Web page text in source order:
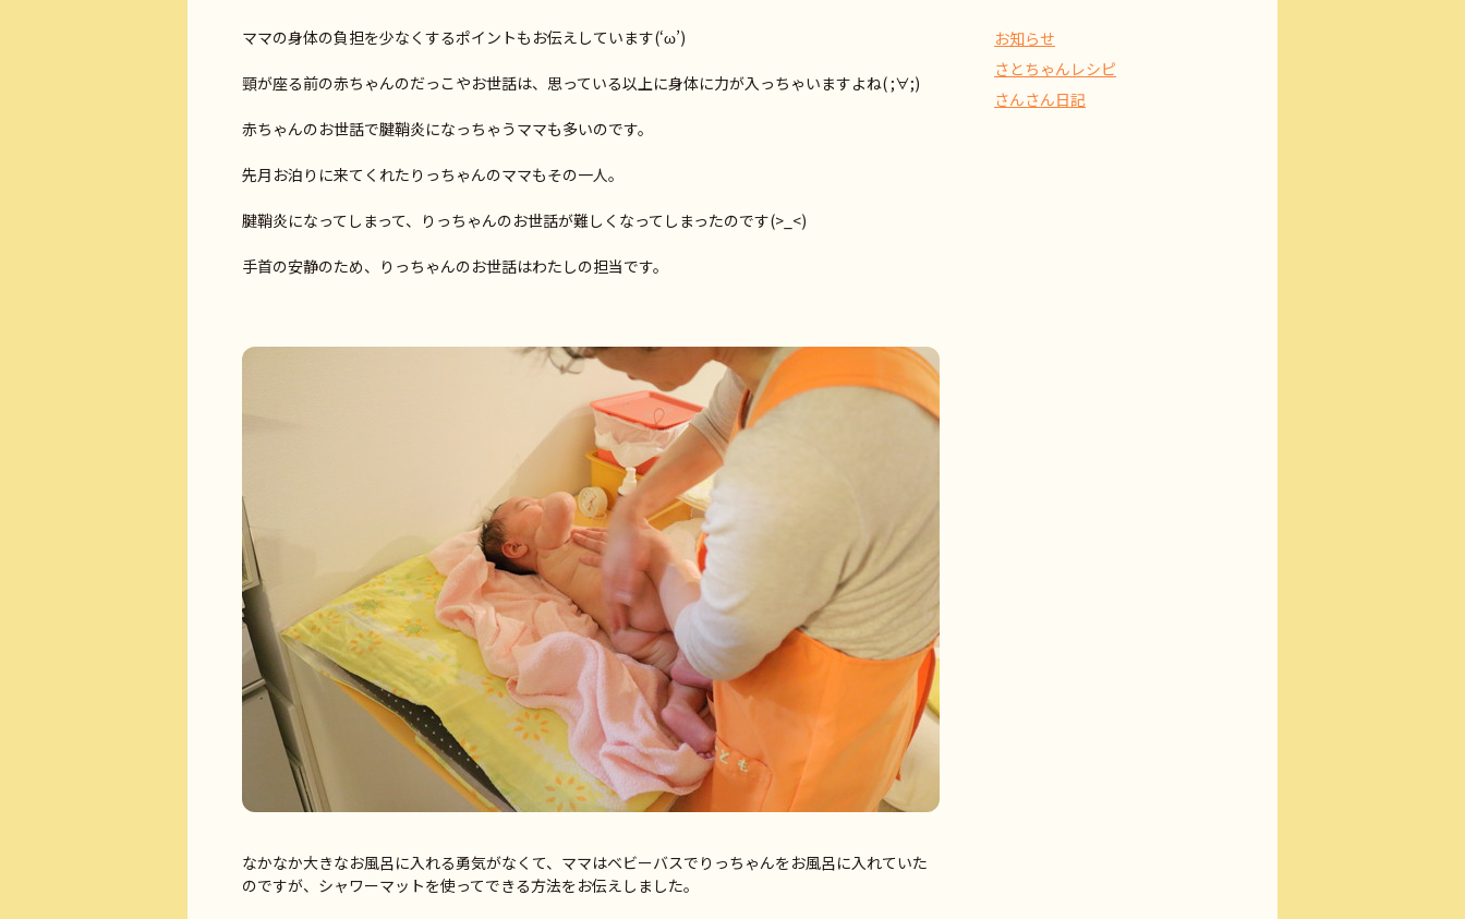
ママの身体の負担を少なくするポイントもお伝えしています(‘ω’)
頸が座る前の赤ちゃんのだっこやお世話は、思っている以上に身体に力が入っちゃいますよね( ;∀;)
赤ちゃんのお世話で腱鞘炎になっちゃうママも多いのです。
先月お泊りに来てくれたりっちゃんのママもその一人。
腱鞘炎になってしまって、りっちゃんのお世話が難しくなってしまったのです(>_<)
手首の安静のため、りっちゃんのお世話はわたしの担当です。
なかなか大きなお風呂に入れる勇気がなくて、ママはベビーバスでりっちゃんをお風呂に入れていた
のですが、シャワーマットを使ってできる方法をお伝えしました。
お知らせ
さとちゃんレシピ
さんさん日記